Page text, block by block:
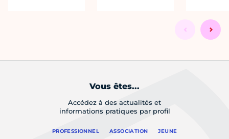
Vous êtes...
Accédez à des actualités et
informations pratiques par profil
PROFESSIONNEL ASSOCIATION JEUNE